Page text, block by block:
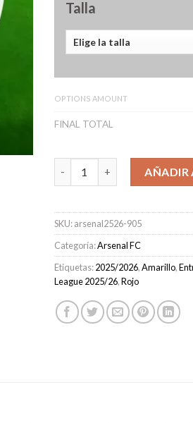
Talla
OPTIONS AMOUNT
FINAL TOTAL
Camiseta Arsenal Lifestyler
AÑADIR
SKU:arsenal2526-905
Categoría:Arsenal FC
Etiquetas:2025/2026,Amarillo,
League 2025/26,Rojo